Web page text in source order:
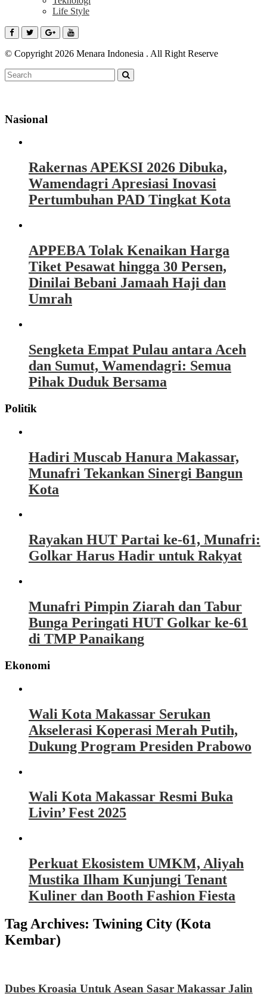
Life Style
© Copyright 2026 Menara Indonesia . All Right Reserve
Nasional
Rakernas APEKSI 2026 Dibuka,
Wamendagri Apresiasi Inovasi
Pertumbuhan PAD Tingkat Kota
APPEBA Tolak Kenaikan Harga
Tiket Pesawat hingga 30 Persen,
Dinilai Bebani Jamaah Haji dan
Umrah
Sengketa Empat Pulau antara Aceh
dan Sumut, Wamendagri: Semua
Pihak Duduk Bersama
Politik
Hadiri Muscab Hanura Makassar,
Munafri Tekankan Sinergi Bangun
Kota
Rayakan HUT Partai ke-61, Munafri:
Golkar Harus Hadir untuk Rakyat
Munafri Pimpin Ziarah dan Tabur
Bunga Peringati HUT Golkar ke-61
di TMP Panaikang
Ekonomi
Wali Kota Makassar Serukan
Akselerasi Koperasi Merah Putih,
Dukung Program Presiden Prabowo
Wali Kota Makassar Resmi Buka
Livin’ Fest 2025
Perkuat Ekosistem UMKM, Aliyah
Mustika Ilham Kunjungi Tenant
Kuliner dan Booth Fashion Fiesta
Tag Archives: Twining City (Kota
Kembar)
Dubes Kroasia Untuk Asean Sasar Makassar Jalin